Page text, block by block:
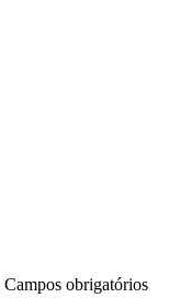
Campos obrigatórios